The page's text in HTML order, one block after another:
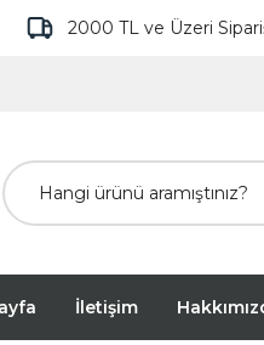
2000 TL ve Üzeri
İletişim